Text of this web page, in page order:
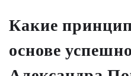
Какие
основе